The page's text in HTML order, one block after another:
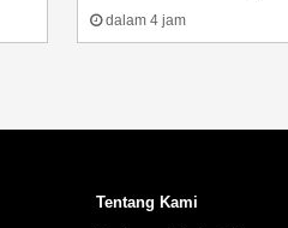
dalam 4 jam
Tentang Kami